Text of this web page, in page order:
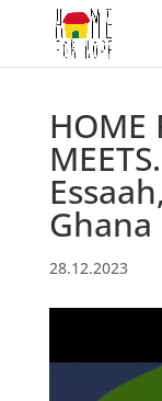
HOME
Ghana
28.12.2023